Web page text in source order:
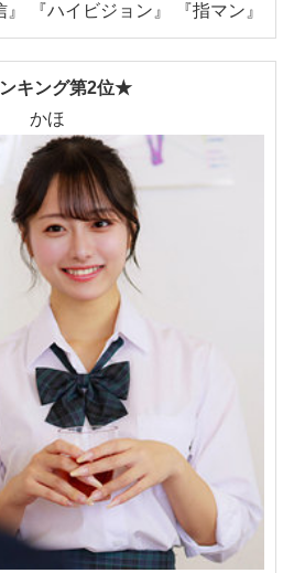
『ハイビジョン』 『指マン』
キング第2位★
かほ